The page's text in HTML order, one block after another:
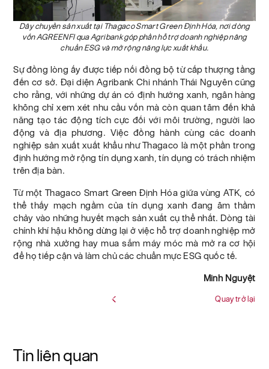
Dây chuyền sản xuất tại Thagaco Smart Green Định Hóa, nơi dòng
vốn AGREENFI qua Agribank góp phần hỗ trợ doanh nghiệp nâng
chuẩn ESG và mở rộng năng lực xuất khẩu.
Sự đồng lòng ấy được tiếp nối đồng bộ từ cấp thượng tầng
đến cơ sở. Đại diện Agribank Chi nhánh Thái Nguyên cũng
cho rằng, với những dự án có định hướng xanh, ngân hàng
không chỉ xem xét nhu cầu vốn mà còn quan tâm đến khả
năng tạo tác động tích cực đối với môi trường, người lao
động và địa phương. Việc đồng hành cùng các doanh
nghiệp sản xuất xuất khẩu như Thagaco là một phần trong
định hướng mở rộng tín dụng xanh, tín dụng có trách nhiệm
trên địa bàn.
Từ một Thagaco Smart Green Định Hóa giữa vùng ATK, có
thể thấy mạch ngầm của tín dụng xanh đang âm thầm
chảy vào những huyết mạch sản xuất cụ thể nhất. Dòng tài
chính khí hậu không dừng lại ở việc hỗ trợ doanh nghiệp mở
rộng nhà xưởng hay mua sắm máy móc mà mở ra cơ hội
để họ tiếp cận và làm chủ các chuẩn mực ESG quốc tế.
Minh Nguyệt
Quay trở lại
Tin liên quan